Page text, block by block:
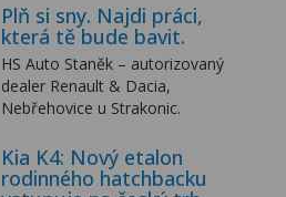
Plň si sny. Najdi práci,
která tě bude bavit.
HS Auto Staněk – autorizovaný
dealer Renault & Dacia,
Nebřehovice u Strakonic.
Kia K4: Nový etalon
rodinného hatchbacku